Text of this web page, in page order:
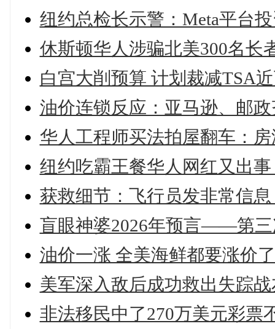
纽约总检长示警：Meta平台
休斯顿华人涉骗北美300名长
白宫大削预算 计划裁减TSA
油价连锁反应：亚马逊、邮
华人工程师买法拍屋翻车：
纽约吃霸王餐华人网红又出
获救细节：飞行员发非常信
盲眼神婆2026年预言——第三
油价一涨 全美海鲜都要涨价
美军深入敌后成功救出失踪
非法移民中了270万美元彩票